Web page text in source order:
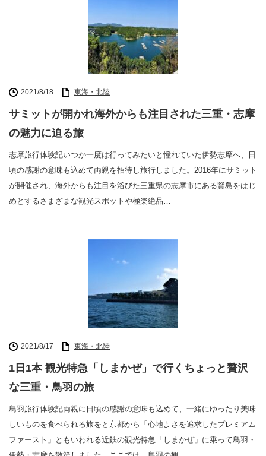
2021/8/18 東海・北陸
サミットが開かれ海外からも注目された三重・志摩
の魅力に迫る旅
志摩旅行体験記いつか一度は行ってみたいと憧れていた伊勢志摩へ、日
頃の感謝の意味も込めて両親を招待し旅行しました。2016年にサミット
が開催され、海外からも注目を浴びた三重県の志摩市にある賢島をはじ
めとするさまざまな観光スポットや極楽絶品…
2021/8/17 東海・北陸
1日1本 観光特急「しまかぜ」で行くちょっと贅沢
な三重・鳥羽の旅
鳥羽旅行体験記両親に日頃の感謝の意味も込めて、一緒にゆったり美味
しいものを食べられる旅をと京都から「心地よさを追求したプレミアム
ファースト」ともいわれる近鉄の観光特急「しまかぜ」に乗って鳥羽・